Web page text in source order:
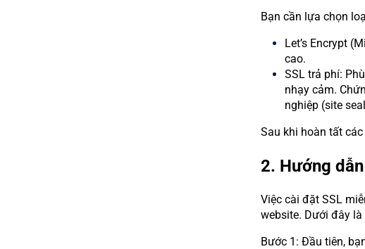
Bạn cần lựa chọn
Let’s Encrypt
cao.
SSL trả phí:
nhạy cảm.
nghiệp (site
Sau khi hoàn tất
2. Hướng
Việc cài đặt SSL
website. Dưới đây
Bước 1: Đầu tiên,